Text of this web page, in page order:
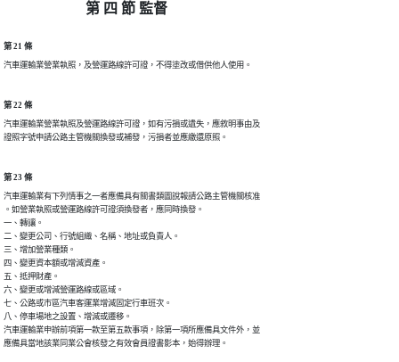
第 四 節 監督
第 21 條
汽車運輸業營業執照，及營運路線許可證，不得塗改或借供他人使用。
第 22 條
汽車運輸業營業執照及營運路線許可證，如有污損或遺失，應敘明事由及
證照字號申請公路主管機關換發或補發，污損者並應繳還原照。
第 23 條
汽車運輸業有下列情事之一者應備具有關書類圖說報請公路主管機關核准
。如營業執照或營運路線許可證須換發者，應同時換發。
一、轉讓。
二、變更公司、行號組織、名稱、地址或負責人。
三、增加營業種類。
四、變更資本額或增減資產。
五、抵押財產。
六、變更或增減營運路線或區域。
七、公路或市區汽車客運業增減固定行車班次。
八、停車場地之設置、增減或遷移。
汽車運輸業申辦前項第一款至第五款事項，除第一項所應備具文件外，並
應備具當地該業同業公會核發之有效會員證書影本，始得辦理。